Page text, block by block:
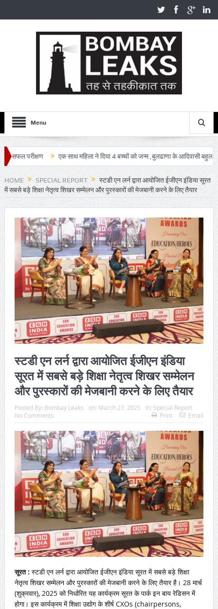
Menu
परीक्षण एक साथ महिला ने दिया 4 बच्चों को जन्म ,बुलढाणा के आदिवासी बहुल गांव
HOME SPECIAL REPORT
स्टडी एन लर्न द्वारा आयोजित ईजीएन इंडिया सूरत
में सबसे बड़े शिक्षा नेतृत्व शिखर सम्मेलन और पुरस्कारों की मेजबानी करने के लिए तैयार
स्टडी एन लर्न द्वारा आयोजित ईजीएन इंडिया
सूरत में सबसे बड़े शिक्षा नेतृत्व शिखर सम्मेलन
और पुरस्कारों की मेजबानी करने के लिए तैयार
Posted By: Bombay Leaks on: March 27, 2025 In: Special Report
No Comments
Print Email
सूरत : स्टडी एन लर्न द्वारा आयोजित ईजीएन इंडिया सूरत में सबसे बड़े शिक्षा
नेतृत्व शिखर सम्मेलन और पुरस्कारों की मेजबानी करने के लिए तैयार है। 28 मार्च
(शुक्रवार), 2025 को निर्धारित यह कार्यक्रम सूरत के पार्क इन बाय रेडिसन में
होगा। इस कार्यक्रम में शिक्षा उद्योग के शीर्ष CXOs (chairpersons,